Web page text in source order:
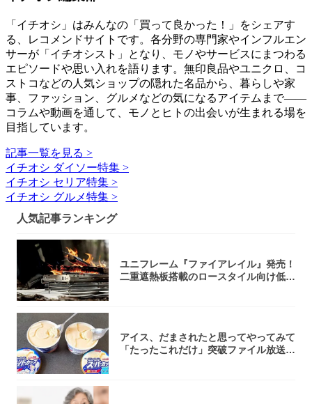
「イチオシ」はみんなの「買って良かった！」をシェアす
る、レコメンドサイトです。各分野の専門家やインフルエン
サーが「イチオシスト」となり、モノやサービスにまつわる
エピソードや思い入れを語ります。無印良品やユニクロ、コ
ストコなどの人気ショップの隠れた名品から、暮らしや家
事、ファッション、グルメなどの気になるアイテムまで――
コラムや動画を通して、モノとヒトの出会いが生まれる場を
目指しています。
記事一覧を見る >
イチオシ ダイソー特集 >
イチオシ セリア特集 >
イチオシ グルメ特集 >
人気記事ランキング
ユニフレーム『ファイアレイル』発売！
二重遮熱板搭載のロースタイル向け低型
アイス、だまされたと思ってやってみて
「たったこれだけ」突破ファイル放送で